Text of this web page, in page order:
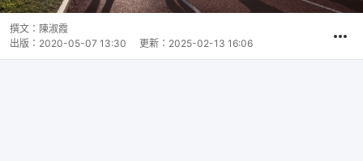
撰文： 陳淑霞
出版： 2020-05-07 13:30 更新： 2025-02-13 16:06